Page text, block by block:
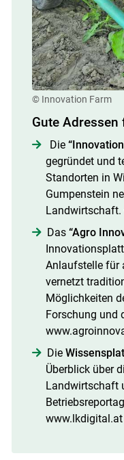
© Innovation Farm
Gute
Die
gegründet und
Standorten in
Gumpenstein
Das“Agro
Anlaufstelle für
vernetzt
Möglichkeiten
Forschung und
Die
Überblick über
Landwirtschaft
www.lkdigital.at